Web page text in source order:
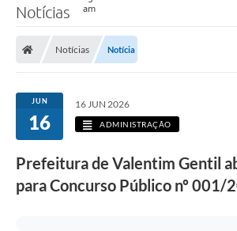
Notícias
Notícias Notícia
JUN
16
16 JUN 2026
ADMINISTRAÇÃO
Prefeitura de Valentim Gentil
para Concurso Público nº 001/